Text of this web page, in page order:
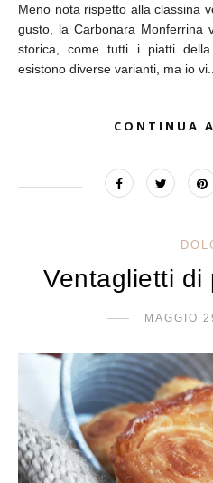
Meno nota rispetto alla classina
gusto, la Carbonara Monferrina
storica, come tutti i piatti
esistono diverse varianti, ma io vi...
CONTINUA
Ventaglietti di
MAGGIO